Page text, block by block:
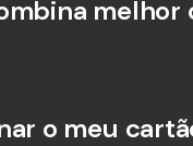
melhor
o meu